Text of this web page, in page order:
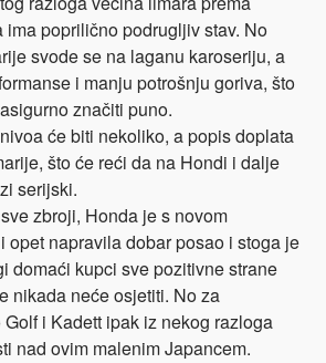
poprilično podrugljiv stav. No
svode se na laganu karoseriju, a
i manju potrošnju goriva, što
značiti puno.
će biti nekoliko, a popis doplata
što će reći da na Hondi i dalje
serijski.
zbroji, Honda je s novom
opet napravila dobar posao i stoga je
domaći kupci sve pozitivne strane
nikada neće osjetiti. No za
i Kadett ipak iz nekog razloga
nad ovim malenim Japancem.